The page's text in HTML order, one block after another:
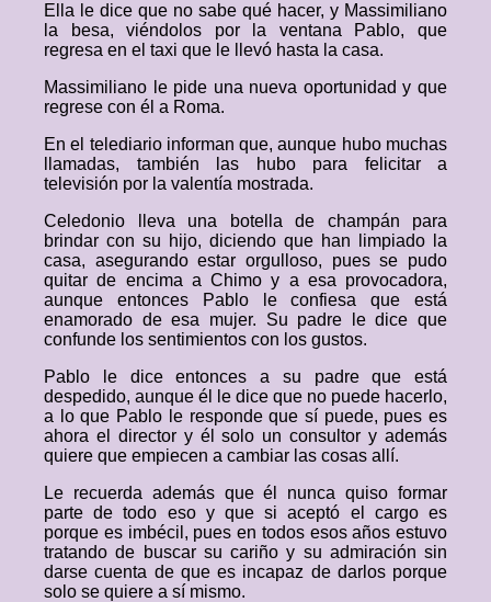
Ella le dice que no sabe qué hacer, y Massimiliano
la besa, viéndolos por la ventana Pablo, que
regresa en el taxi que le llevó hasta la casa.
Massimiliano le pide una nueva oportunidad y que
regrese con él a Roma.
En el telediario informan que, aunque hubo muchas
llamadas, también las hubo para felicitar a
televisión por la valentía mostrada.
Celedonio lleva una botella de champán para
brindar con su hijo, diciendo que han limpiado la
casa, asegurando estar orgulloso, pues se pudo
quitar de encima a Chimo y a esa provocadora,
aunque entonces Pablo le confiesa que está
enamorado de esa mujer. Su padre le dice que
confunde los sentimientos con los gustos.
Pablo le dice entonces a su padre que está
despedido, aunque él le dice que no puede hacerlo,
a lo que Pablo le responde que sí puede, pues es
ahora el director y él solo un consultor y además
quiere que empiecen a cambiar las cosas allí.
Le recuerda además que él nunca quiso formar
parte de todo eso y que si aceptó el cargo es
porque es imbécil, pues en todos esos años estuvo
tratando de buscar su cariño y su admiración sin
darse cuenta de que es incapaz de darlos porque
solo se quiere a sí mismo.